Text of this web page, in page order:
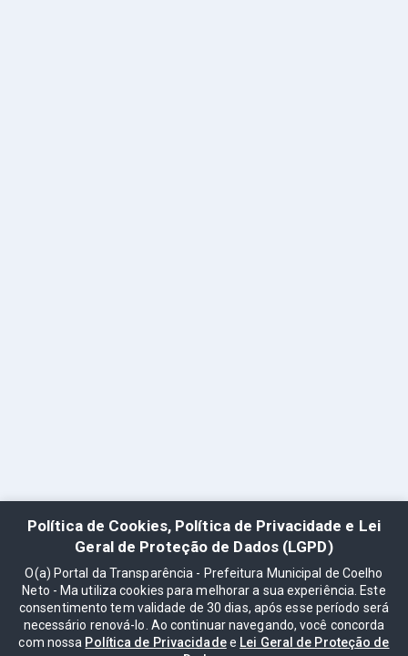
Política de Cookies, Política de Privacidade e Lei
Geral de Proteção de Dados (LGPD)
O(a) Portal da Transparência - Prefeitura Municipal de Coelho
Neto - Ma utiliza cookies para melhorar a sua experiência. Este
consentimento tem validade de 30 dias, após esse período será
necessário renová-lo. Ao continuar navegando, você concorda
com nossa Política de Privacidadee Lei Geral de Proteção de